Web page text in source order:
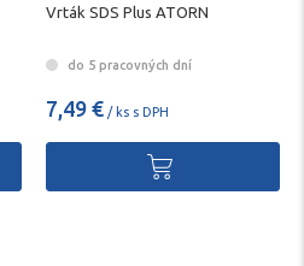
Vrták SDS Plus ATORN
do 5 pracovných dní
7,49 € / ks s DPH